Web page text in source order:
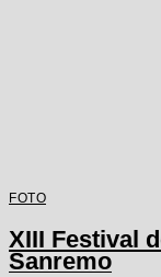
FOTO
XIII Festival
Sanremo